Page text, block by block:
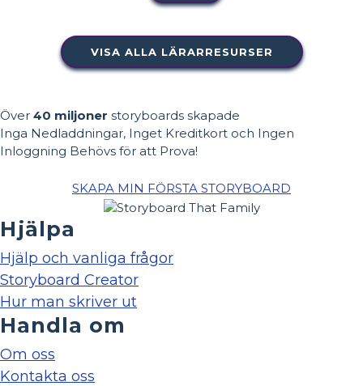
VISA ALLA LÄRARRESURSER
Över 40 miljoner storyboards skapade
Inga Nedladdningar, Inget Kreditkort och Ingen
Inloggning Behövs för att Prova!
SKAPA MIN FÖRSTA STORYBOARD
Hjälpa
Hjälp och vanliga frågor
Storyboard Creator
Hur man skriver ut
Handla om
Om oss
Kontakta oss